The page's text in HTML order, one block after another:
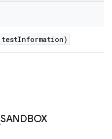
testInformation)
SANDBOX